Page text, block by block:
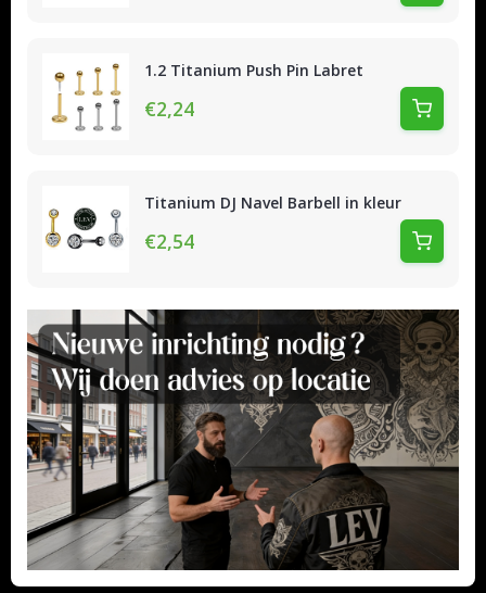
1.2 Titanium Push Pin Labret
€2,24
Titanium DJ Navel Barbell in kleur
€2,54